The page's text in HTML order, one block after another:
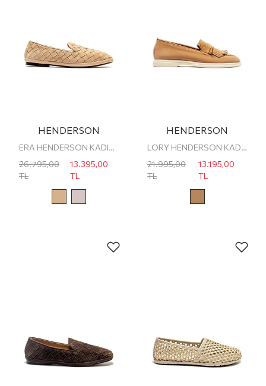
HENDERSON
ERA HENDERSON KADIN LOAFER
26.795,00
TL
13.395,00
TL
HENDERSON
LORY HENDERSON KADIN LOAFER
21.995,00
TL
13.195,00
TL